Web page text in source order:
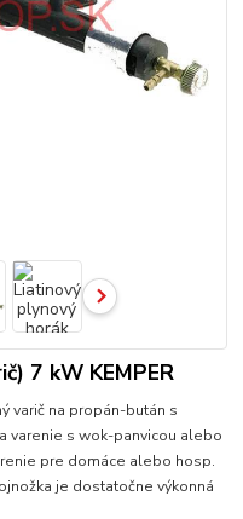
7 kW KEMPER
varič na propán-bután s
varenie s wok-panvicou alebo
pre domáce alebo hosp.
je dostatočne výkonná